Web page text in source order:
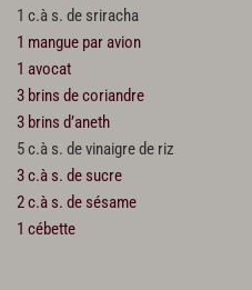
1 c.à s. de sriracha
1 mangue par avion
1 avocat
3 brins de coriandre
3 brins d’aneth
5 c.à s. de vinaigre de riz
3 c.à s. de sucre
2 c.à s. de sésame
1 cébette